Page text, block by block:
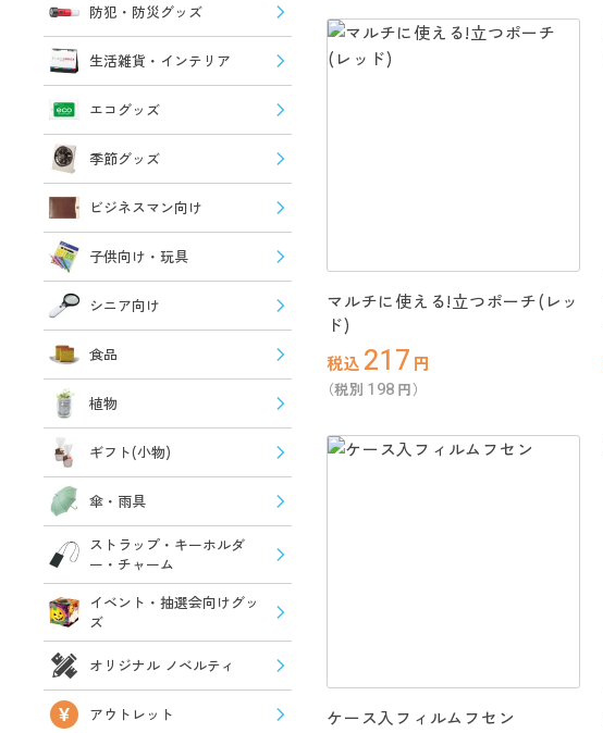
防犯・防災グッズ
生活雑貨・インテリア
エコグッズ
季節グッズ
ビジネスマン向け
子供向け・玩具
シニア向け
食品
植物
ギフト(小物)
傘・雨具
ストラップ・キーホルダ
ー・チャーム
イベント・抽選会向けグッ
ズ
オリジナル ノベルティ
アウトレット
マルチに使える!立つポーチ(レッ
ド)
税込 217 円
（税別 198 円）
ケース入フィルムフセン